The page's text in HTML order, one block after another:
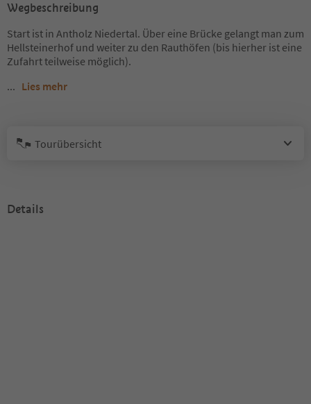
Wegbeschreibung
Start ist in Antholz Niedertal. Über eine Brücke gelangt man zum
Hellsteinerhof und weiter zu den Rauthöfen (bis hierher ist eine
Zufahrt teilweise möglich).
... Lies mehr
Tourübersicht
Details